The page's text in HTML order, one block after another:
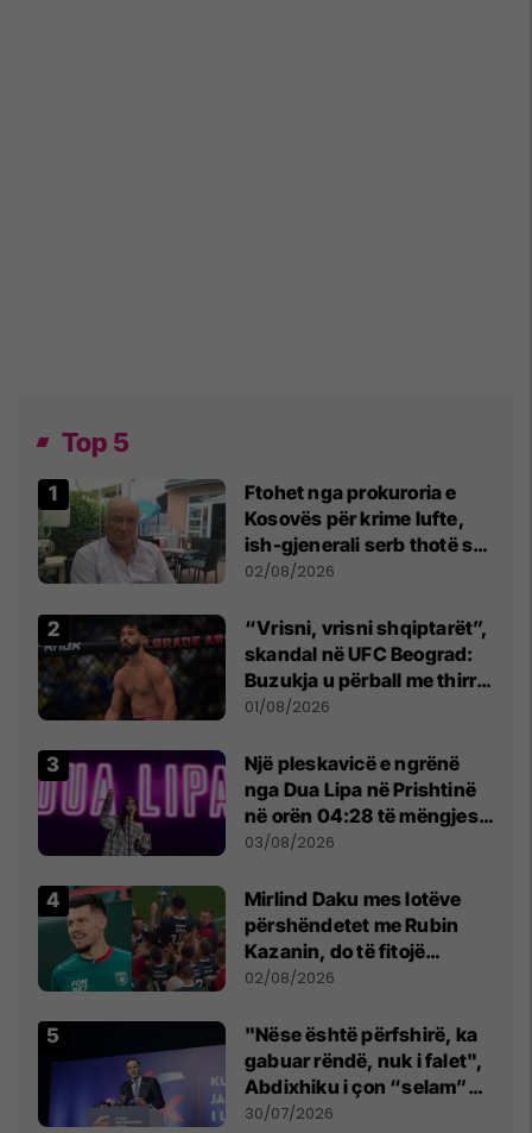
Top 5
Ftohet nga prokuroria e
Kosovës për krime lufte,
ish-gjenerali serb thotë se
dikush e tradhtoi në
02/08/2026
“Vrisni, vrisni shqiptarët”,
skandal në UFC Beograd:
Buzukja u përball me thirrje
anti-shqiptare nga
01/08/2026
Një pleskavicë e ngrënë
nga Dua Lipa në Prishtinë
në orën 04:28 të mëngjesit
- dhe bota digjitale serbe
03/08/2026
Mirlind Daku mes lotëve
përshëndetet me Rubin
Kazanin, do të fitojë
miliona te Spartak Moska
02/08/2026
"Nëse është përfshirë, ka
gabuar rëndë, nuk i falet",
Abdixhiku i çon “selam”
Përparim Ramës
30/07/2026